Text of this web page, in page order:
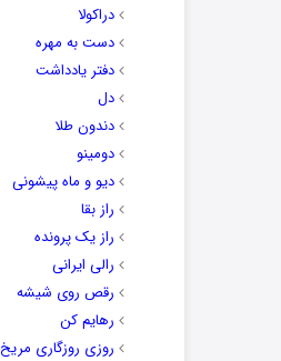
دراکولا
دست به مهره
دفتر یادداشت
دل
دندون طلا
دومینو
دیو و ماه پیشونی
راز بقا
راز یک پرونده
رالی ایرانی
رقص روی شیشه
رهایم کن
روزی روزگاری مریخ